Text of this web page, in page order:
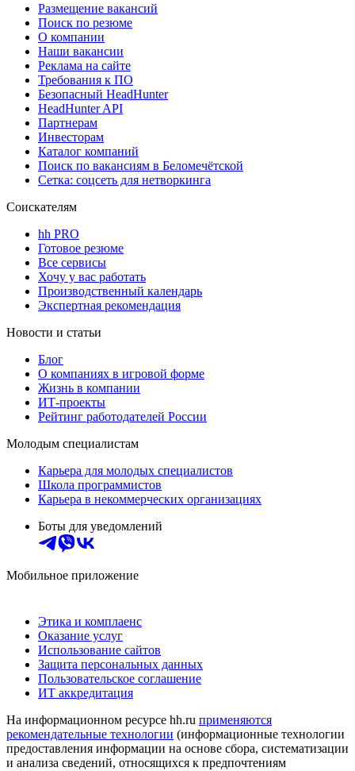
Размещение вакансий
Поиск по резюме
О компании
Наши вакансии
Реклама на сайте
Требования к ПО
Безопасный HeadHunter
HeadHunter API
Партнерам
Инвесторам
Каталог компаний
Поиск по вакансиям в Беломечётской
Сетка: соцсеть для нетворкинга
Соискателям
hh PRO
Готовое резюме
Все сервисы
Хочу у вас работать
Производственный календарь
Экспертная рекомендация
Новости и статьи
Блог
О компаниях в игровой форме
Жизнь в компании
ИТ-проекты
Рейтинг работодателей России
Молодым специалистам
Карьера для молодых специалистов
Школа программистов
Карьера в некоммерческих организациях
Боты для уведомлений
Мобильное приложение
Этика и комплаенс
Оказание услуг
Использование сайтов
Защита персональных данных
Пользовательское соглашение
ИТ аккредитация
На информационном ресурсе hh.ru применяются
рекомендательные технологии (информационные технологии
предоставления информации на основе сбора, систематизации
и анализа сведений, относящихся к предпочтениям